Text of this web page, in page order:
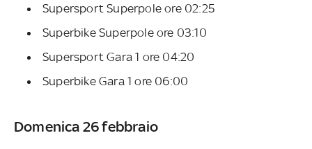
Supersport Superpole ore 02:25
Superbike Superpole ore 03:10
Supersport Gara 1 ore 04:20
Superbike Gara 1 ore 06:00
Domenica 26 febbraio